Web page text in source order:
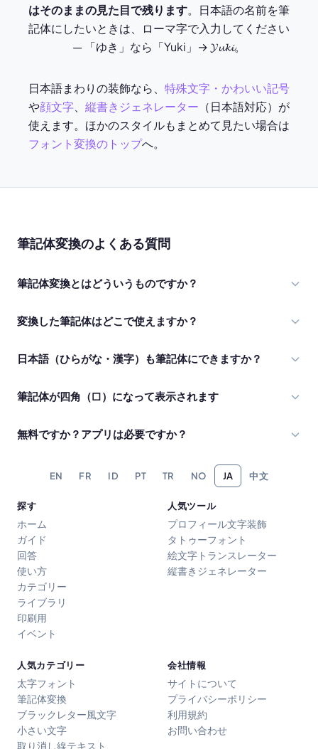
はそのままの見た目で残ります。日本語の名前を筆
記体にしたいときは、ローマ字で入力してください
— 「ゆき」なら「Yuki」→ 𝓨𝓾𝓴𝓲。
日本語まわりの装飾なら、 特殊文字・かわいい記号
や顔文字 縦書きジェネレーター （日本語対応）が
使えます。ほかのスタイルもまとめて見たい場合は
フォント変換のトップへ。
筆記体変換のよくある質問
筆記体変換とはどういうものですか？
変換した筆記体はどこで使えますか？
日本語（ひらがな・漢字）も筆記体にできますか？
筆記体が四角（□）になって表示されます
無料ですか？アプリは必要ですか？
EN FR ID PT TR NO JA 中文
探す
ホーム
ガイド
回答
使い方
カテゴリー
ライブラリ
印刷用
イベント
人気ツール
プロフィール文字装飾
タトゥーフォント
絵文字トランスレーター
縦書きジェネレーター
人気カテゴリー
太字フォント
筆記体変換
ブラックレター風文字
小さい文字
取り消し線テキスト
会社情報
サイトについて
プライバシーポリシー
利用規約
お問い合わせ